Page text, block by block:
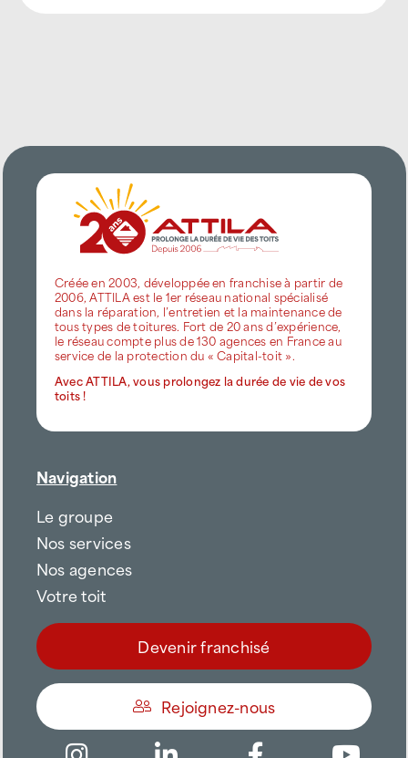
Créée en 2003, développée en franchise à partir de
2006, ATTILA est le 1er réseau national spécialisé
dans la réparation, l’entretien et la maintenance de
tous types de toitures. Fort de 20 ans d’expérience,
le réseau compte plus de 130 agences en France au
service de la protection du « Capital-toit ».
Avec ATTILA, vous prolongez la durée de vie de vos
toits !
Navigation
Le groupe
Nos services
Nos agences
Votre toit
Devenir franchisé
Rejoignez-nous